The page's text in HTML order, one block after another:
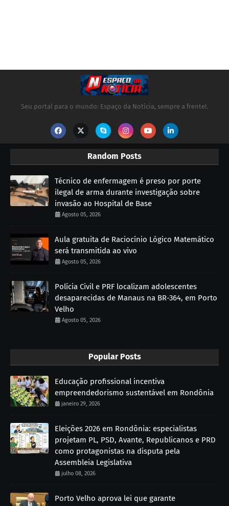
Seu portal para o mundo: Espaço da Notícia, sempre a frente!.
Random Posts
Técnico de enfermagem é preso por porte
ilegal de arma durante investigação sobre
invasão ao Hospital de Base
Agosto 05, 2026
Aula gratuita de Raciocínio Lógico Matemático
será transmitida ao vivo
Agosto 05, 2026
Polícia Civil e PRF localizam adolescentes
desaparecidas de Manaus na BR-364, em Porto
Velho
Agosto 05, 2026
Popular Posts
Educação profissional incentiva
empreendedorismo sustentável em Rondônia
janeiro 29, 2026
Eleições 2026 em Rondônia: especialistas
projetam PL, PSD, Avante, Republicanos e PRD
como protagonistas na disputa pela
Assembleia Legislativa
julho 08, 2026
Porto Velho aprova lei que garante